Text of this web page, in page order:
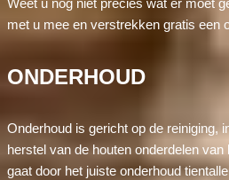
Weet u nog niet precies wat er moet
met u mee en verstrekken gratis een
ONDERHOUD
Onderhoud is gericht op de reiniging,
herstel van de houten onderdelen
gaat door het juiste onderhoud